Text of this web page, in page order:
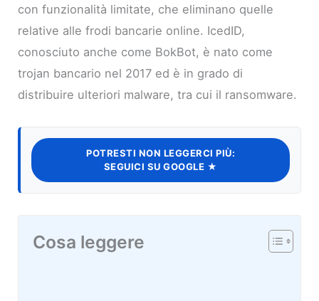
con funzionalità limitate, che eliminano quelle
relative alle frodi bancarie online. IcedID,
conosciuto anche come BokBot, è nato come
trojan bancario nel 2017 ed è in grado di
distribuire ulteriori malware, tra cui il ransomware.
POTRESTI NON LEGGERCI PIÙ:
SEGUICI SU GOOGLE ★
Cosa leggere